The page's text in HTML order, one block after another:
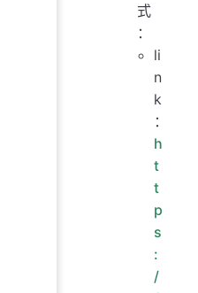
式
：
li
n
k
：
h
t
t
p
s
:
/